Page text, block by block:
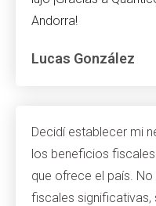
Andorra!
Lucas González
Decidí establecer mi
los beneficios
que ofrece el país.
fiscales significativas,